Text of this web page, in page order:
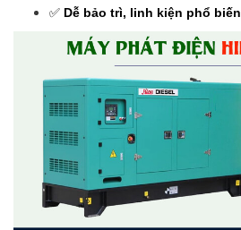
✅ Dễ bảo trì, linh kiện phổ biến